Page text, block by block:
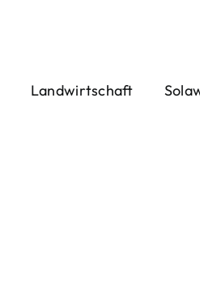
Landwirtschaft